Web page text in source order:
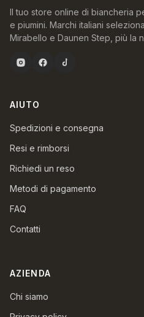
Il tuo store online di biancheria
e piumini. Marchi italiani
Mirabello e Daunen Step, più la
AIUTO
Spedizioni e consegna
Resi e rimborsi
Richiedi un reso
Metodi di pagamento
FAQ
Contatti
AZIENDA
Chi siamo